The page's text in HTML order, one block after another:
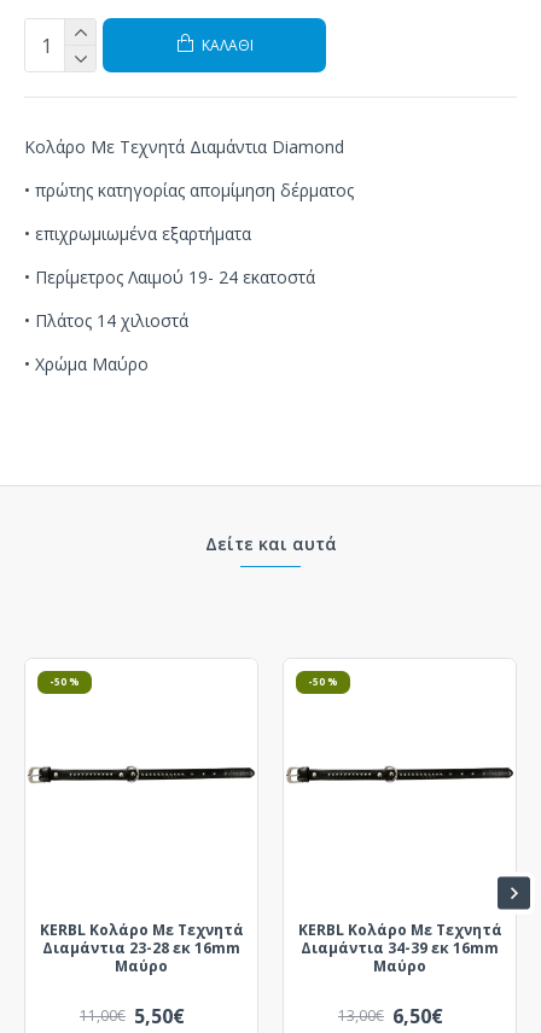
ΚΑΛΆΘΙ
Κολάρο Με Τεχνητά Διαμάντια Diamond
• πρώτης κατηγορίας απομίμηση δέρματος
• επιχρωμιωμένα εξαρτήματα
• Περίμετρος Λαιμού 19- 24 εκατοστά
• Πλάτος 14 χιλιοστά
• Χρώμα Μαύρο
Δείτε και αυτά
-50 %
KERBL Κολάρο Με Τεχνητά
Διαμάντια 23-28 εκ 16mm
Μαύρο
5,50€
11,00€
-50 %
KERBL Κολάρο Με Τεχνητά
Διαμάντια 34-39 εκ 16mm
Μαύρο
6,50€
13,00€